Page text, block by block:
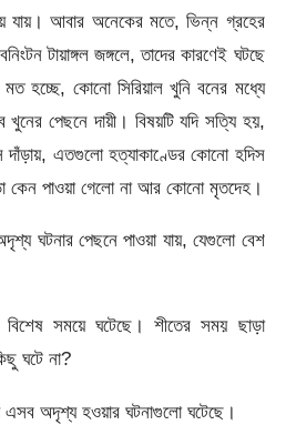
যায়। আবার অনেকের মতে, ভিন্ন গ্রহের
টায়াঙ্গল জঙ্গলে, তাদের কারণেই ঘটছে
হচ্ছে, কোনো সিরিয়াল খুনি বনের মধ্যে
পেছনে দায়ী। বিষয়টি যদি সত্যি হয়,
দাঁড়ায়, এতগুলো হত্যাকাণ্ডের কোনো হদিস
কেন পাওয়া গেলো না আর কোনো মৃতদেহ।
ঘটনার পেছনে পাওয়া যায়, যেগুলো বেশ
সময়ে ঘটেছে। শীতের সময় ছাড়া
ঘটে না?
অদৃশ্য হওয়ার ঘটনাগুলো ঘটেছে।